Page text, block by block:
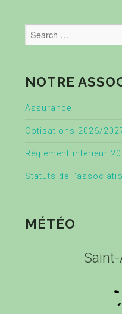
NOTRE
Assurance
Cotisations 2026/
Règlement intérieur
Statuts de
MÉTÉO